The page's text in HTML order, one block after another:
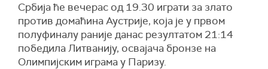
Србија ће вечерас од 19.30 играти за злато
против домаћина Аустрије, која је у првом
полуфиналу раније данас резултатом 21:14
победила Литванију, освајача бронзе на
Олимпијским играма у Паризу.